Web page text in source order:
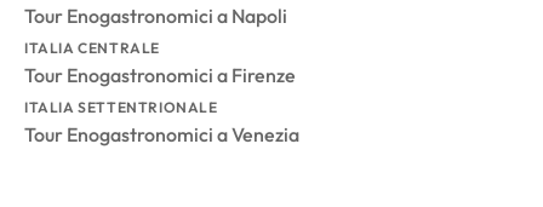
Tour Enogastronomici a Napoli
ITALIA CENTRALE
Tour Enogastronomici a Firenze
ITALIA SETTENTRIONALE
Tour Enogastronomici a Venezia